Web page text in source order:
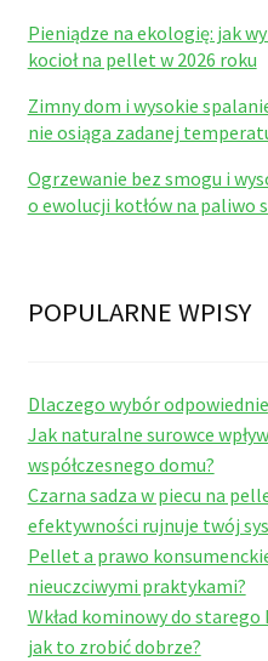
Pieniądze na ekologię: jak
kocioł na pellet w 2026 roku
Zimny dom i wysokie
nie osiąga zadanej
Ogrzewanie bez smogu i
o ewolucji kotłów na paliwo
POPULARNE WPISY
Dlaczego wybór
Jak naturalne surowce
współczesnego domu?
Czarna sadza w piecu na
efektywności rujnuje twój
Pellet a prawo
nieuczciwymi praktykami?
Wkład kominowy do
jak to zrobić dobrze?